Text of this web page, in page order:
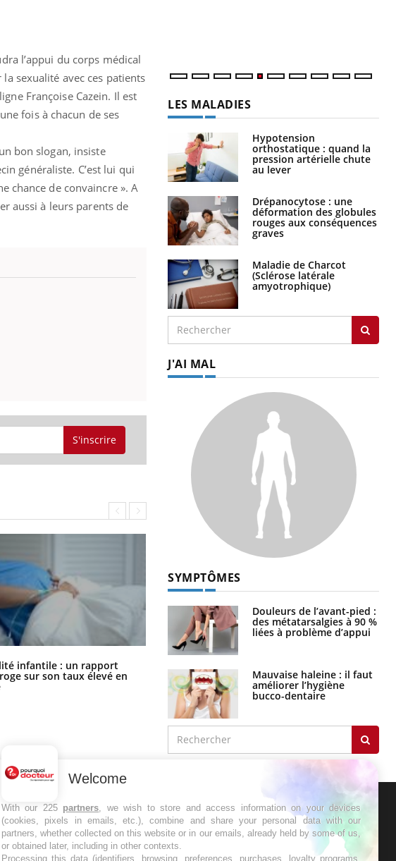
l’appui du corps médical
sexualité avec ces patients
Françoise Cazein. Il est
fois à chacun de ses
bon slogan, insiste
généraliste. C’est lui qui
chance de convaincre ». A
aussi à leurs parents de
S'inscrire
infantile : un rapport
sur son taux élevé en attire l'attention des chercheurs
LES MALADIES
Hypotension
orthostatique : quand la
pression artérielle chute
au lever
Drépanocytose : une
déformation des globules
rouges aux conséquences
graves
Maladie de Charcot
(Sclérose latérale
amyotrophique)
J'AI MAL
SYMPTÔMES
Douleurs de l’avant-pied :
des métatarsalgies à 90 %
liées à problème d’appui
Mauvaise haleine : il faut
améliorer l’hygiène
bucco-dentaire
NEWSLETTER
Recevez toutes les semaines les meilleures
Welcome
With our 225 partners, we wish to store and access information on your devices
(cookies, pixels in emails, etc.), combine and share your personal data with our
partners, whether collected on this website or in our emails, already held by some of us,
or obtained later, including in other contexts.
Processing this data (identifiers, browsing, preferences, purchases, loyalty programs,